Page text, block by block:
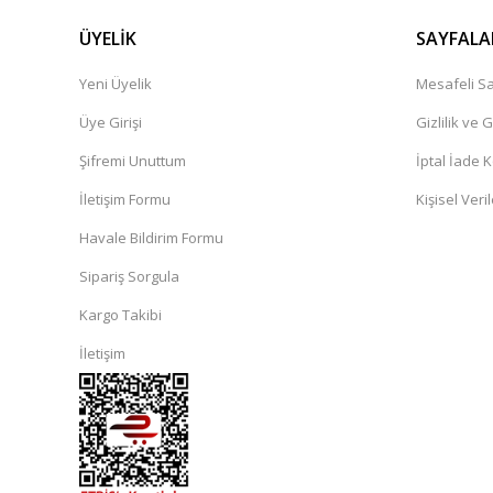
ÜYELİK
Yeni Üyelik
Üye Girişi
Şifremi Unuttum
İletişim Formu
Havale Bildirim Formu
Sipariş Sorgula
Kargo Takibi
İletişim
Mesafeli
Gizlilik ve
İptal İade
Kişisel